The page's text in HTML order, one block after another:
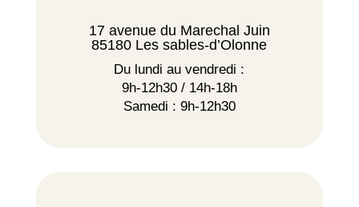
17 avenue du Marechal Juin
85180 Les sables-d’Olonne
Du lundi au vendredi :
9h-12h30 / 14h-18h
Samedi : 9h-12h30